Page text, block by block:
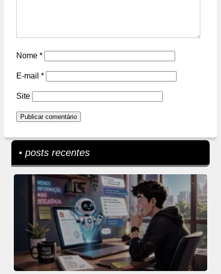
Nome *
E-mail *
Site
• posts recentes